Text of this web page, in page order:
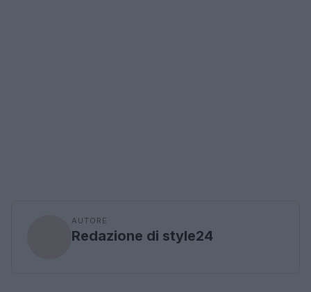
AUTORE
Redazione di style24